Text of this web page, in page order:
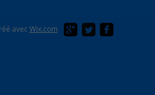
avec Wix.com